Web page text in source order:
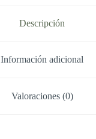
Descripción
Información adicional
Valoraciones (0)